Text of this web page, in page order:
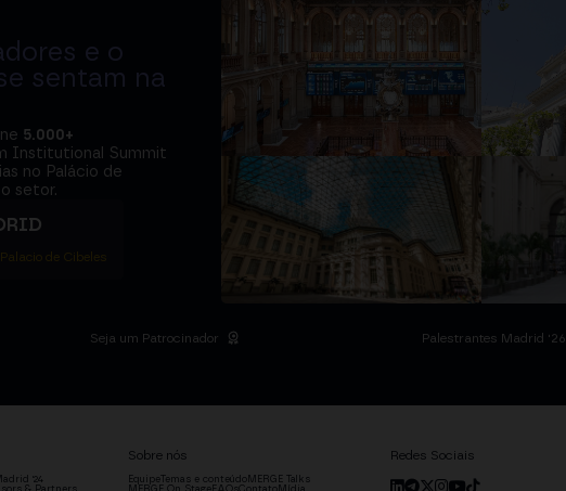
e o
sentam na
5.000+
Institutional Summit
no Palácio de
setor.
de Cibeles
Seja um Patrocinador Palestrantes Madrid '26
'24
Sobre nós
EquipeTemas e conteúdoMERGE Talks
Redes Sociais